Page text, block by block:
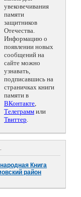
увековечивания
памяти
защитников
Отечества.
Информацию о
появлении новых
сообщений на
сайте можно
узнавать,
подписавшись на
страничках книги
памяти в
ВКонтакте,
Телеграмм или
Твиттер.
Книга
район